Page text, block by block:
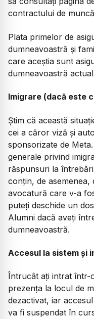
contractului de
Plata primelor de
dumneavoastră și
care aceștia sunt
dumneavoastră
Imigrare (dacă este
Știm că această
cei a căror viză și
sponsorizate de
generale privind
răspunsuri la
conțin, de asemenea,
avocatură care v-a
puteți deschide un
Alumni dacă aveți
dumneavoastră.
Accesul la sistem și
Întrucât ați intrat într-
prezența la locul de
dezactivat, iar
va fi suspendat în